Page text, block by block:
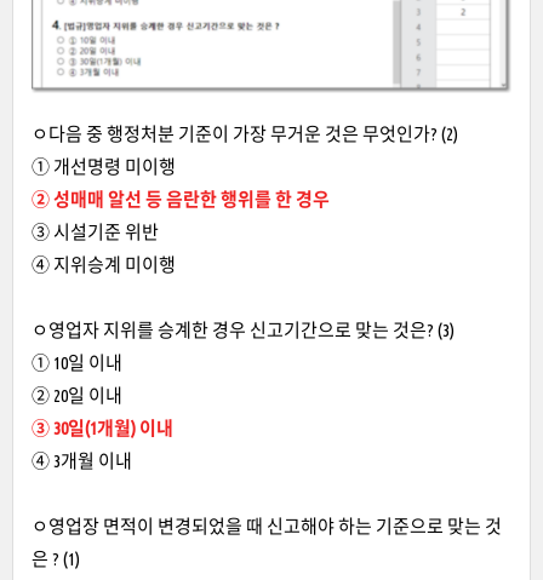
ㅇ다음 중 행정처분 기준이 가장 무거운 것은 무엇인가? (2)
① 개선명령 미이행
② 성매매 알선 등 음란한 행위를 한 경우
③ 시설기준 위반
④ 지위승계 미이행
ㅇ영업자 지위를 승계한 경우 신고기간으로 맞는 것은? (3)
① 10일 이내
② 20일 이내
③ 30일(1개월) 이내
④ 3개월 이내
ㅇ영업장 면적이 변경되었을 때 신고해야 하는 기준으로 맞는 것
은 ? (1)